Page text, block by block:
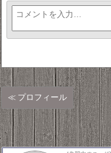
プロフィール